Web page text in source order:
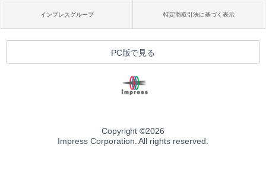
インプレスグループ 特定商取引法に基づく表示
PC版で見る
Copyright ©2026
Impress Corporation. All rights reserved.